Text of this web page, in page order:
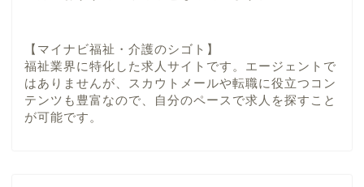
【マイナビ福祉・介護のシゴト】
福祉業界に特化した求人サイトです。エージェントで
はありませんが、スカウトメールや転職に役立つコン
テンツも豊富なので、自分のペースで求人を探すこと
が可能です。